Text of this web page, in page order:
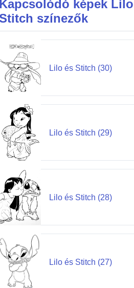
Kapcsolódó képek
Stitch színezők
Lilo és Stitch (30)
Lilo és Stitch (29)
Lilo és Stitch (28)
Lilo és Stitch (27)